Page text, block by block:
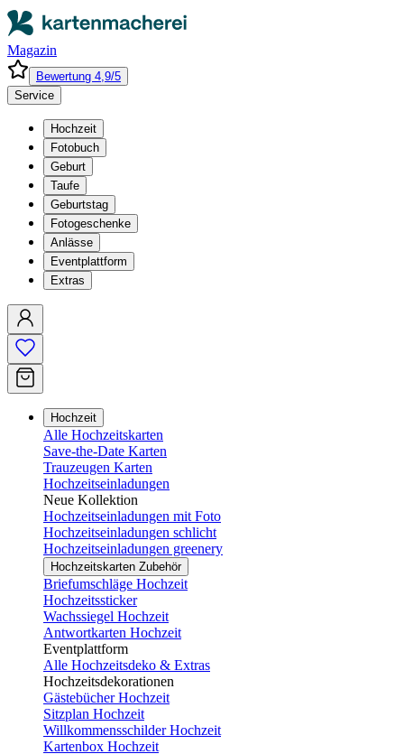
Magazin
Bewertung 4,9/5
Service
Hochzeit
Fotobuch
Geburt
Taufe
Geburtstag
Fotogeschenke
Anlässe
Eventplattform
Extras
Hochzeit
Alle Hochzeitskarten
Save-the-Date Karten
Trauzeugen Karten
Hochzeitseinladungen
Neue Kollektion
Hochzeitseinladungen mit Foto
Hochzeitseinladungen schlicht
Hochzeitseinladungen greenery
Hochzeitskarten Zubehör
Briefumschläge Hochzeit
Hochzeitssticker
Wachssiegel Hochzeit
Antwortkarten Hochzeit
Eventplattform
Alle Hochzeitsdeko & Extras
Hochzeitsdekorationen
Gästebücher Hochzeit
Sitzplan Hochzeit
Willkommensschilder Hochzeit
Kartenbox Hochzeit